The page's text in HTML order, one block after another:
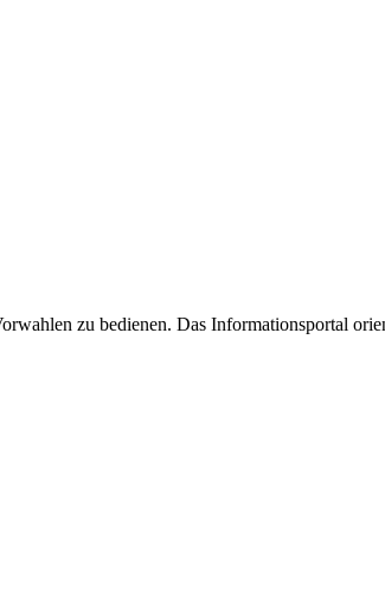
zu bedienen. Das Informationsportal